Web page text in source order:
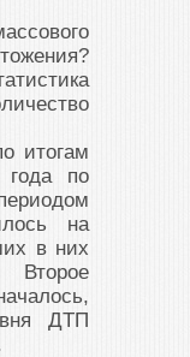
итогам
года по
на
в них
ДТП